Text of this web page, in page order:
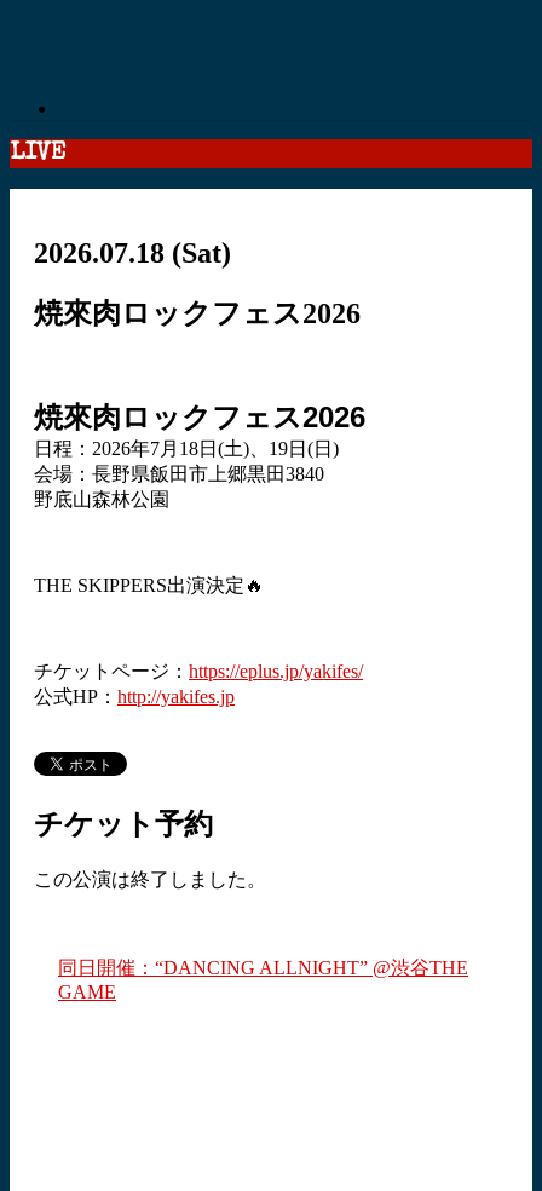
LIVE
2026.07.18 (Sat)
焼來肉ロックフェス2026
焼來肉ロックフェス2026
日程：2026年7月18日(土)、19日(日)
会場：長野県飯田市上郷黒田3840
野底山森林公園
THE SKIPPERS出演決定🔥
チケットページ： https://eplus.jp/yakifes/
公式HP： http://yakifes.jp
チケット予約
この公演は終了しました。
同日開催：“DANCING ALLNIGHT” @渋谷THE
GAME